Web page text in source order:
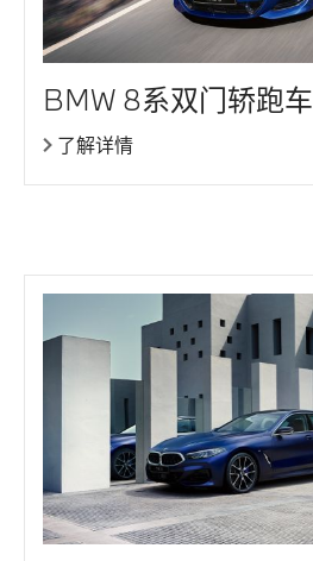
BMW 8系双门轿跑车
了解详情